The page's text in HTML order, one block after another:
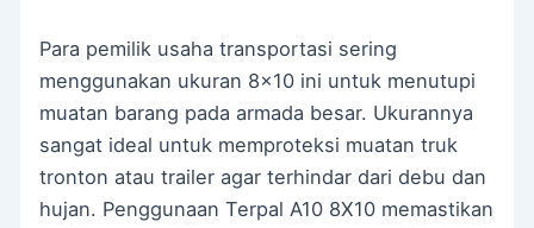
Para pemilik usaha transportasi sering
menggunakan ukuran 8×10 ini untuk menutupi
muatan barang pada armada besar. Ukurannya
sangat ideal untuk memproteksi muatan truk
tronton atau trailer agar terhindar dari debu dan
hujan. Penggunaan Terpal A10 8X10 memastikan